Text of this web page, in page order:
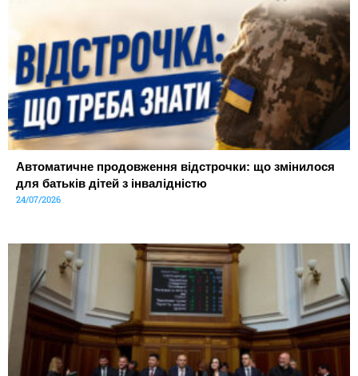
Автоматичне продовження відстрочки: що змінилося
для батьків дітей з інвалідністю
24/07/2026